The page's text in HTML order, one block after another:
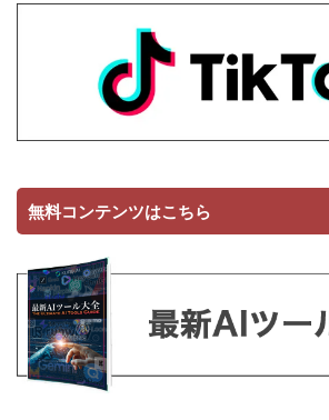
無料コンテンツはこちら